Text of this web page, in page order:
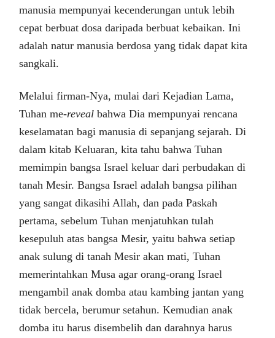
manusia mempunyai kecenderungan untuk lebih
cepat berbuat dosa daripada berbuat kebaikan. Ini
adalah natur manusia berdosa yang tidak dapat kita
sangkali.
Melalui firman-Nya, mulai dari Kejadian Lama,
Tuhan me-reveal bahwa Dia mempunyai rencana
keselamatan bagi manusia di sepanjang sejarah. Di
dalam kitab Keluaran, kita tahu bahwa Tuhan
memimpin bangsa Israel keluar dari perbudakan di
tanah Mesir. Bangsa Israel adalah bangsa pilihan
yang sangat dikasihi Allah, dan pada Paskah
pertama, sebelum Tuhan menjatuhkan tulah
kesepuluh atas bangsa Mesir, yaitu bahwa setiap
anak sulung di tanah Mesir akan mati, Tuhan
memerintahkan Musa agar orang-orang Israel
mengambil anak domba atau kambing jantan yang
tidak bercela, berumur setahun. Kemudian anak
domba itu harus disembelih dan darahnya harus